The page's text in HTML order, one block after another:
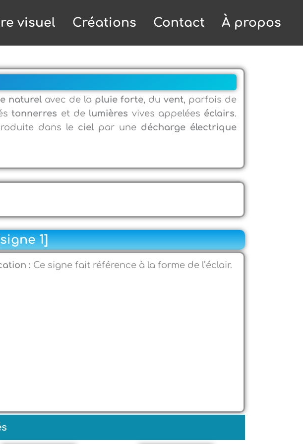
visuel Créations Contact À propos
naturelavec de la pluie forte, duvent, parfois de
tonnerres et de lumières vives appelées éclairs.
dans le ciel par une décharge électrique
1]
: Ce signe fait référence à la forme de l’éclair.